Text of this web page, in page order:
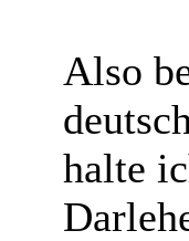
Also
halte